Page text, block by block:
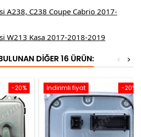
A238, C238 Coupe Cabrio 2017-
W213 Kasa 2017-2018-2019
DIĞER 16 ÜRÜN: >
<
-20% -20%
İndirimli fiyat